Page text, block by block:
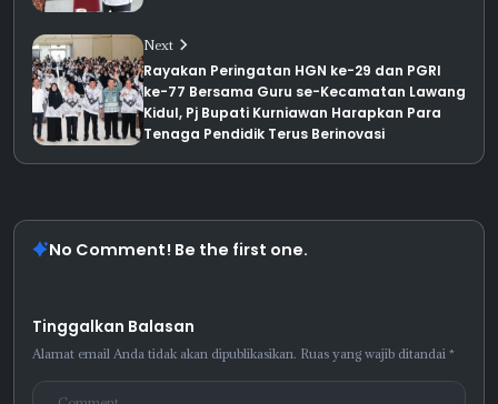
Next
Rayakan Peringatan HGN ke-29 dan PGRI
ke-77 Bersama Guru se-Kecamatan Lawang
Kidul, Pj Bupati Kurniawan Harapkan Para
Tenaga Pendidik Terus Berinovasi
No Comment! Be the first one.
Tinggalkan Balasan
Alamat email Anda tidak akan dipublikasikan. Ruas yang wajib ditandai *